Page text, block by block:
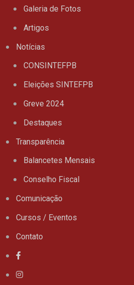
Galeria de Fotos
Artigos
Notícias
CONSINTEFPB
Eleições SINTEFPB
Greve 2024
Destaques
Transparência
Balancetes Mensais
Conselho Fiscal
Comunicação
Cursos / Eventos
Contato